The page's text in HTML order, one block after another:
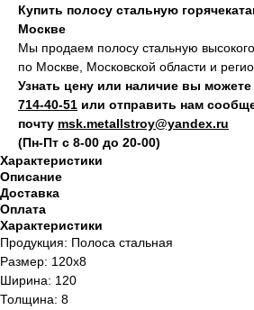
Купить полосу стальную
Москве
Мы продаем полосу стальную высокого
по Москве, Московской области и
Узнать цену или наличие вы
714‑40-51 или отправить нам
почту msk.metallstroy@yandex.ru
(Пн-Пт с 8-00 до 20-00)
Характеристики
Описание
Доставка
Оплата
Характеристики
Продукция: Полоса стальная
Размер: 120х8
Ширина: 120
Толщина: 8